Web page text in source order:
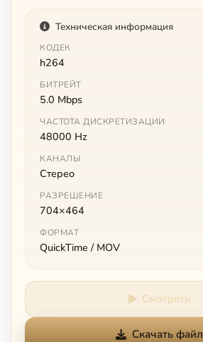
Техническая информация
КОДЕК
h264
БИТРЕЙТ
5.0 Mbps
ЧАСТОТА ДИСКРЕТИЗАЦИИ
48000 Hz
КАНАЛЫ
Стерео
РАЗРЕШЕНИЕ
704×464
ФОРМАТ
QuickTime / MOV
Смотреть
Скачать файл